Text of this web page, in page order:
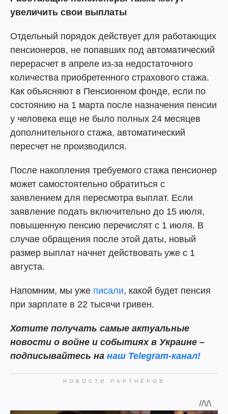
увеличить свои выплаты
Отдельный порядок действует для работающих
пенсионеров, не попавших под автоматический
перерасчет в апреле из-за недостаточного
количества приобретенного страхового стажа.
Как объясняют в Пенсионном фонде, если по
состоянию на 1 марта после назначения пенсии
у человека еще не было полных 24 месяцев
дополнительного стажа, автоматический
пересчет не производился.
После накопления требуемого стажа пенсионер
может самостоятельно обратиться с
заявлением для пересмотра выплат. Если
заявление подать включительно до 15 июля,
повышенную пенсию перечислят с 1 июля. В
случае обращения после этой даты, новый
размер выплат начнет действовать уже с 1
августа.
Напомним, мы уже писали, какой будет пенсия
при зарплате в 22 тысячи гривен.
Хотите получать самые актуальные
новости о войне и событиях в Украине –
подписывайтесь на наш Telegram-канал!